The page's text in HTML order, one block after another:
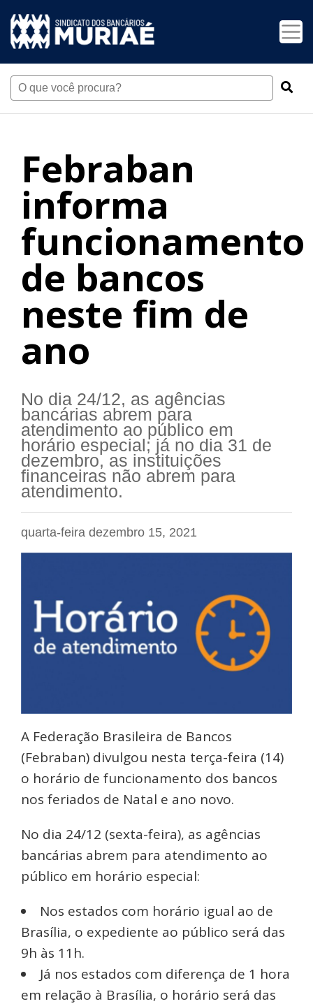
Febraban
informa
funcionamento
de bancos
neste fim de
ano
No dia 24/12, as agências
bancárias abrem para
atendimento ao público em
horário especial; já no dia 31 de
dezembro, as instituições
financeiras não abrem para
atendimento.
quarta-feira dezembro 15, 2021
A Federação Brasileira de Bancos
(Febraban) divulgou nesta terça-feira (14)
o horário de funcionamento dos bancos
nos feriados de Natal e ano novo.
No dia 24/12 (sexta-feira), as agências
bancárias abrem para atendimento ao
público em horário especial:
Nos estados com horário igual ao de
Brasília, o expediente ao público será das
9h às 11h.
Já nos estados com diferença de 1 hora
em relação à Brasília, o horário será das